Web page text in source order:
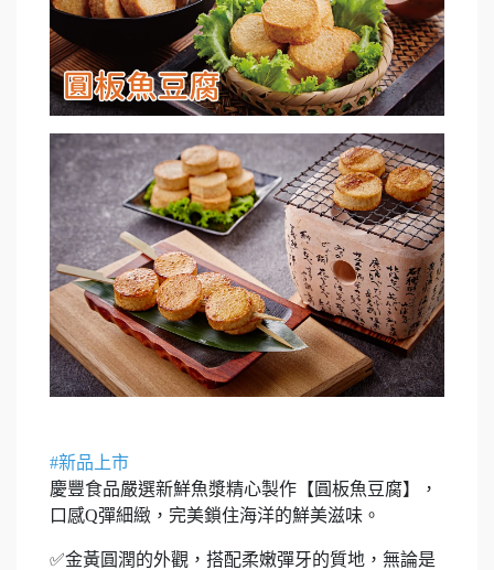
#新品上市
慶豐食品嚴選新鮮魚漿精心製作【圓板魚豆腐】，
口感Q彈細緻，完美鎖住海洋的鮮美滋味。
✅金黃圓潤的外觀，搭配柔嫩彈牙的質地，無論是